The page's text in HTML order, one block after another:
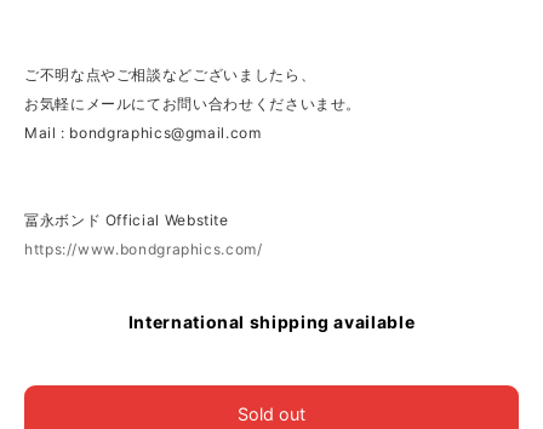
ご不明な点やご相談などございましたら、
お気軽にメールにてお問い合わせくださいませ。
Mail : bondgraphics@gmail.com
冨永ボンド Official Webstite
https://www.bondgraphics.com/
International shipping available
Sold out